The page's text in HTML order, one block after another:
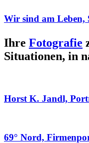
Wir sind am Leben,
Ihre Fotografie
Situationen, in
Horst K. Jandl,
69° Nord,